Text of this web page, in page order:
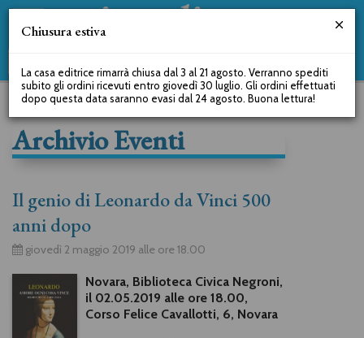
Archivio Eventi
Il genio di Leonardo da Vinci 500
anni dopo
giovedì 2 maggio 2019 alle ore 18.00
Novara, Biblioteca Civica Negroni,
il 02.05.2019 alle ore 18.00,
Corso Felice Cavallotti, 6, Novara
Chiusura estiva
La casa editrice rimarrà chiusa dal 3 al 21 agosto. Verranno spediti
subito gli ordini ricevuti entro giovedì 30 luglio. Gli ordini effettuati
dopo questa data saranno evasi dal 24 agosto. Buona lettura!